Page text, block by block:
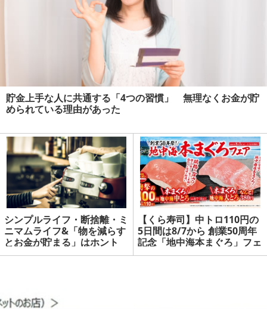
貯金上手な人に共通する「4つの習慣」 無理なくお金が貯
められている理由があった
シンプルライフ・断捨離・ミ
ニマムライフ&「物を減らす
とお金が貯まる」はホント
か？
【くら寿司】中トロ110円の
5日間は8/7から 創業50周年
記念「地中海本まぐろ」フェ
ア開催 | マネーの達人